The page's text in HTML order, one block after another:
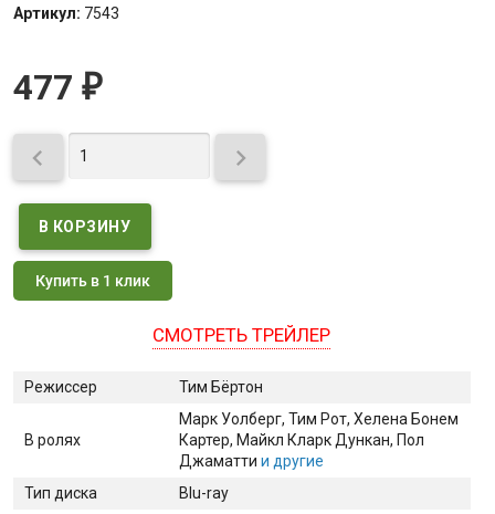
Артикул: 7543
477 ₽
 
Купить в 1 клик
СМОТРЕТЬ ТРЕЙЛЕР
Режиссер Тим Бёртон
В ролях
Марк Уолберг, Тим Рот, Хелена Бонем
Картер, Майкл Кларк Дункан, Пол
Джаматти и другие
Тип диска
Blu-ray